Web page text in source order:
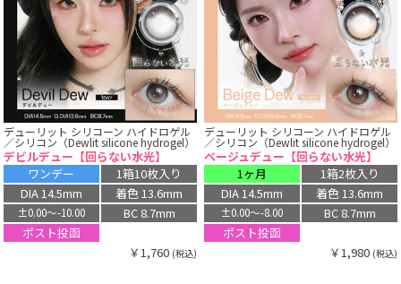
デューリット シリコーン ハイドロゲル
／シリコン（Dewlit silicone hydrogel）
デビルデュー【回らない水光】
ワンデー
1箱10枚入り
DIA 14.5mm
着色 13.6mm
±0.00〜-10.00
BC 8.7mm
ポスト投函
￥1,760 (税込)
デューリット シリコーン ハイドロゲル
／シリコン（Dewlit silicone hydrogel）
ベージュデュー【回らない水光】
1ヶ月
1箱2枚入り
DIA 14.5mm
着色 13.6mm
±0.00〜-8.00
BC 8.7mm
ポスト投函
￥1,980 (税込)